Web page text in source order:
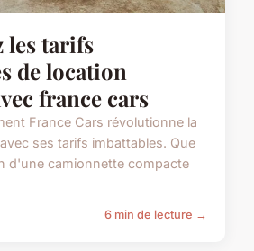
les tarifs
de location
france cars
France Cars révolutionne la
ses tarifs imbattables. Que
d'une camionnette compacte
6 min de lecture →